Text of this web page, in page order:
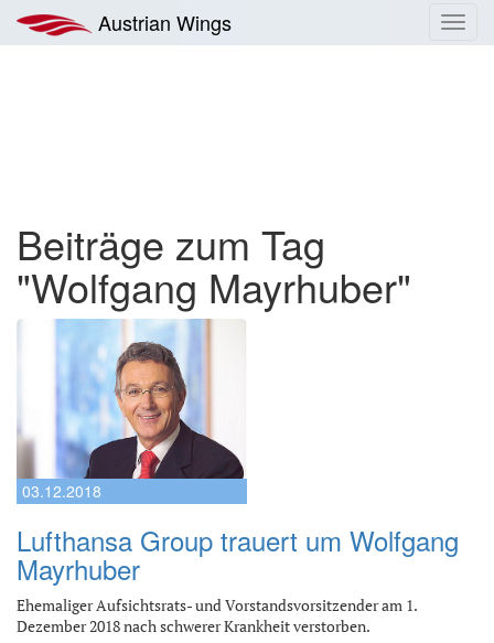
Inhalt
springen
Austrian Wings
Beiträge zum Tag
"Wolfgang Mayrhuber"
03.12.2018
Lufthansa Group trauert um Wolfgang
Mayrhuber
Ehemaliger Aufsichtsrats- und Vorstandsvorsitzender am 1.
Dezember 2018 nach schwerer Krankheit verstorben.